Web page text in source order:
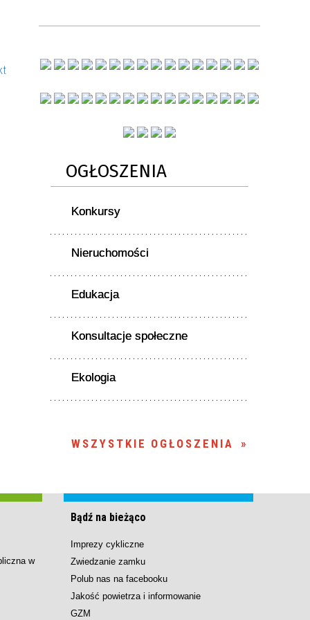
OGŁOSZENIA
Konkursy
Nieruchomości
Edukacja
Konsultacje społeczne
Ekologia
WSZYSTKIE OGŁOSZENIA
w
Bądź na bieżąco
Imprezy cykliczne
Zwiedzanie zamku
Polub nas na facebooku
Jakość powietrza i informowanie
GZM